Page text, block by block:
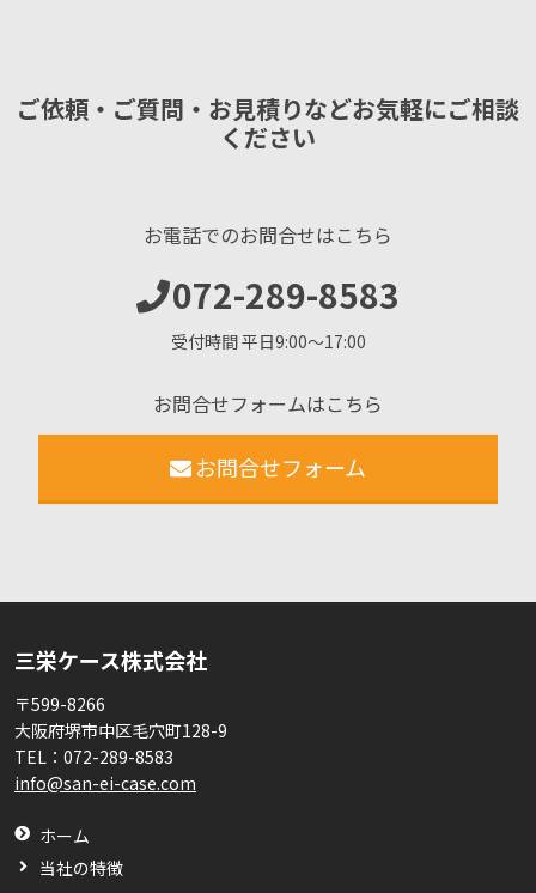
ご依頼・ご質問・お見積りなどお気軽にご相談
ください
お電話でのお問合せはこちら
072-289-8583
受付時間 平日9:00〜17:00
お問合せフォームはこちら
お問合せフォーム
三栄ケース株式会社
〒599-8266
大阪府堺市中区毛穴町128-9
TEL： 072-289-8583
info@san-ei-case.com
ホーム
当社の特徴